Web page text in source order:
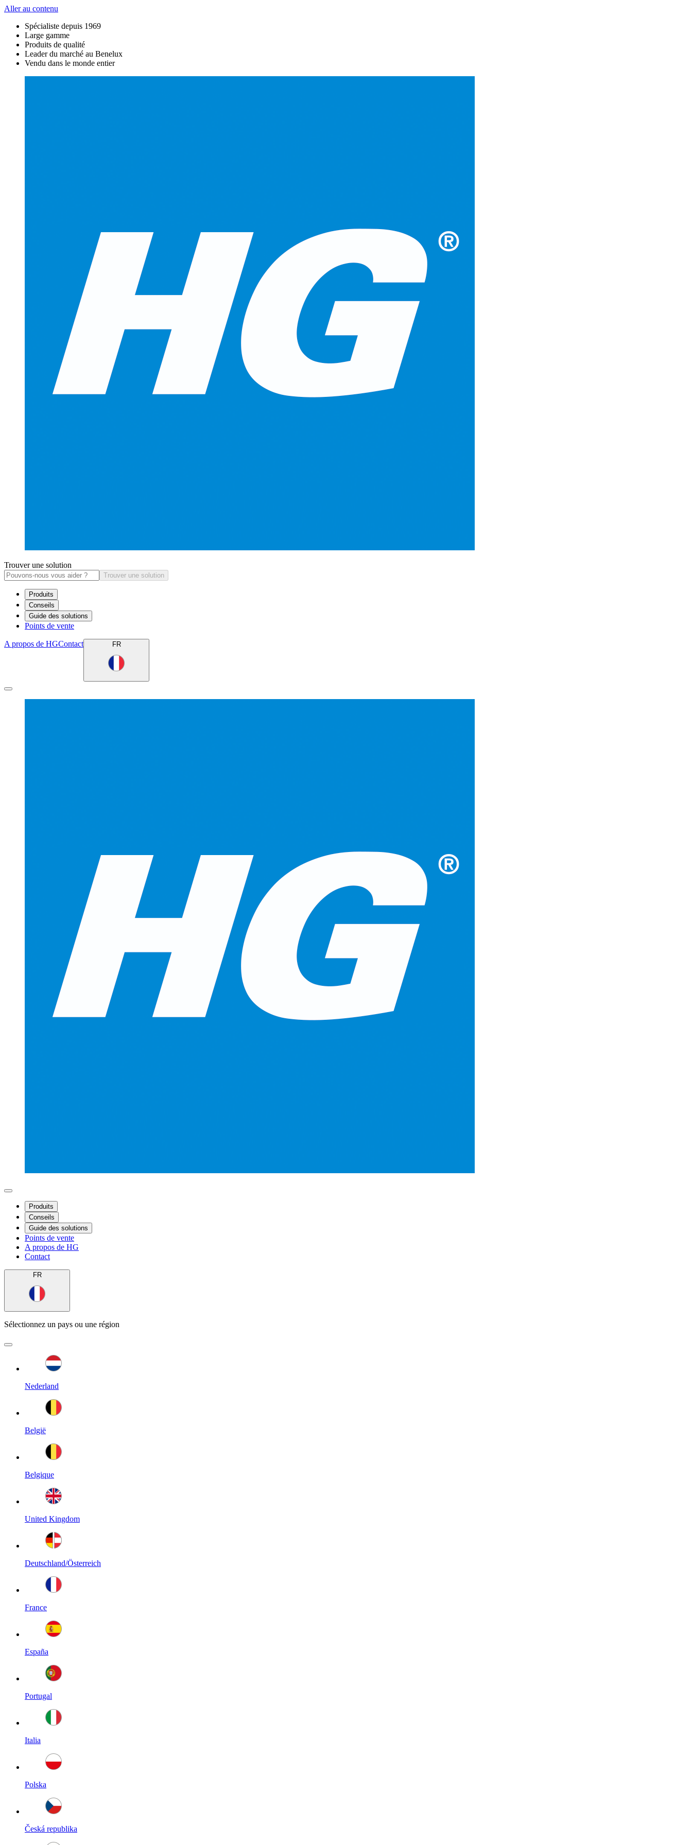
Aller au contenu
Spécialiste depuis 1969
Large gamme
Produits de qualité
Leader du marché au Benelux
Vendu dans le monde entier
Trouver une solution
Trouver une solution
Produits
Conseils
Guide des solutions
Points de vente
A propos de HGContact FR
Produits
Conseils
Guide des solutions
Points de vente
A propos de HG
Contact
FR
Sélectionnez un pays ou une région
Nederland
België
Belgique
United Kingdom
Deutschland/Österreich
France
España
Portugal
Italia
Polska
Česká republika